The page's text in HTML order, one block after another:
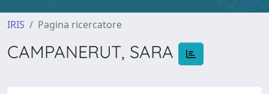
IRIS Pagina ricercatore
CAMPANERUT, SARA